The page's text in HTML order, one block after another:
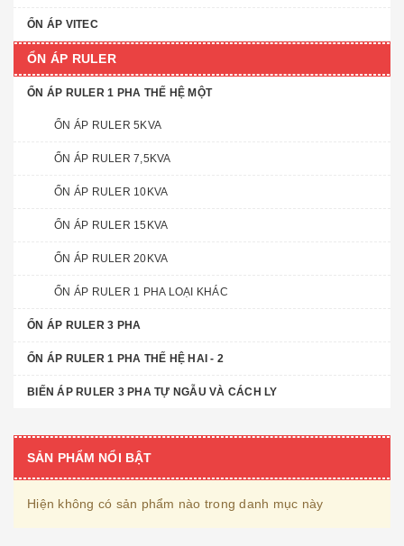
ỔN ÁP VITEC
ỔN ÁP RULER
ỔN ÁP RULER 1 PHA THẾ HỆ MỘT
ỔN ÁP RULER 5KVA
ỔN ÁP RULER 7,5KVA
ỔN ÁP RULER 10KVA
ỔN ÁP RULER 15KVA
ỔN ÁP RULER 20KVA
ỔN ÁP RULER 1 PHA LOẠI KHÁC
ỔN ÁP RULER 3 PHA
ỔN ÁP RULER 1 PHA THẾ HỆ HAI - 2
BIẾN ÁP RULER 3 PHA TỰ NGẪU VÀ CÁCH LY
SẢN PHẨM NỔI BẬT
Hiện không có sản phẩm nào trong danh mục này